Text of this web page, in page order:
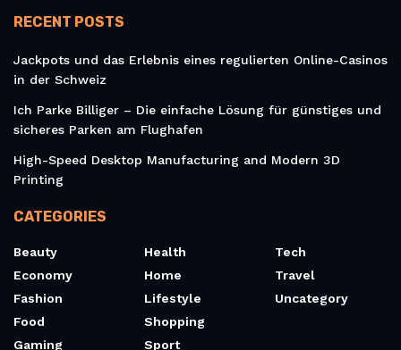
RECENT POSTS
Jackpots und das Erlebnis eines regulierten Online-Casinos
in der Schweiz
Ich Parke Billiger – Die einfache Lösung für günstiges und
sicheres Parken am Flughafen
High-Speed Desktop Manufacturing and Modern 3D
Printing
CATEGORIES
Beauty
Economy
Fashion
Food
Gaming
Health
Home
Lifestyle
Shopping
Sport
Tech
Travel
Uncategory